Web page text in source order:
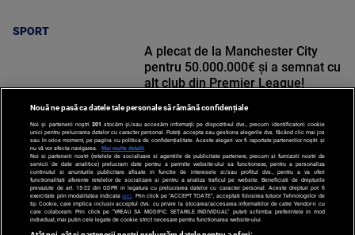
SPORT
SPORT
A plecat de la Manchester City
pentru 50.000.000€ și a semnat cu
alt club din Premier League!
Nouă ne pasă ca datele tale personale să rămână confidențiale
Noi și partenerii noștri 201 stocăm și/sau accesăm informații pe dispozitivul dvs., precum identificatorii cookie
unici pentru prelucrarea datelor cu caracter personal. Puteți accepta sau gestiona alegerile dvs. făcând clic mai jos
sau în orice moment, pe pagina cu politica de confidențialitate. Aceste alegeri vor fi raportate partenerilor noștri și
nu vă vor afecta navigarea.
Mai multe detalii
Noi si partenerii nostri (retelele de socializare si agentiile de publicitate partenere, precum si furnizorii nostri de
servicii de date analitice) prelucram date pentru a permite website-ului sa functioneze, pentru a personaliza
continutul si anunturile publicitare afisate in functie de interesele si/sau profilul dvs., pentru a va oferi
functionalitati aferente retelelor de socializare si pentru a analiza traficul pe website. Beneficiati de drepturile
prevazute de art. 15-22 din GDPR in legatura cu prelucrarea datelor cu caracter personal. Aceste drepturi pot fi
exercitate prin modalitatea indicataaici . Prin click pe “ACCEPT TOATE”, acceptati folosirea tuturor Tehnologiilor de
tip Cookie, care implica inclusiv acceptul dvs. cu privire la stocarea/accesarea informatiilor de catre Vendor-ii cu
care colaboram. Prin click pe “VREAU SA MODIFIC SETARILE INDIVIDUAL” puteti schimba preferintele in mod
individual, mai putin cele legate de cookie strict necesare pentru functionarea website-ului.